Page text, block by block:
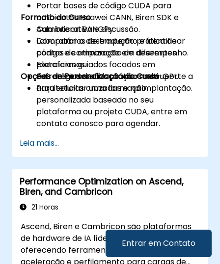
Entrar em Contato
Portar bases de código CUDA para
ambientes Huawei CANN, Biren SDK e
Cambricon BANGPy.
Comparar o desempenho e identificar
pontos de otimização em diferentes
plataformas.
Enfrentar desafios práticos no suporte a
arquiteturas cruzadas e na implantação.
Formato do Curso
Aula interativa e discussão.
Laboratórios de tradução prática de
código e comparação de desempenho.
Exercícios guiados focados em
estratégias de adaptação multi-GPU.
Opções de Personalização do Curso
Para solicitar uma formação
personalizada baseada no seu
plataforma ou projeto CUDA, entre em
contato conosco para agendar.
Leia mais...
Performance Optimization on Ascend,
Biren, and Cambricon
21 Horas
Ascend, Biren e Cambricon são plataformas
de hardware de IA líderes na China, cada uma
oferecendo ferramentas únicas de
aceleração e perfilamento para cargas de